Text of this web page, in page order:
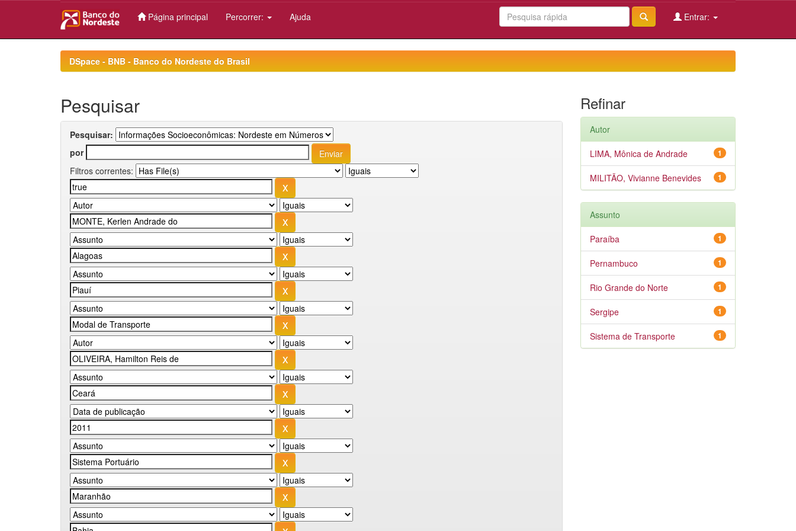
Página principal Percorrer: Ajuda Entrar:
DSpace - BNB - Banco do Nordeste do Brasil
Pesquisar
Pesquisar:
por
Filtros correntes:
Refinar
Autor
1
LIMA, Mônica de Andrade
1
MILITÃO, Vivianne Benevides
Assunto
1
Paraíba
1
Pernambuco
1
Rio Grande do Norte
1
Sergipe
1
Sistema de Transporte